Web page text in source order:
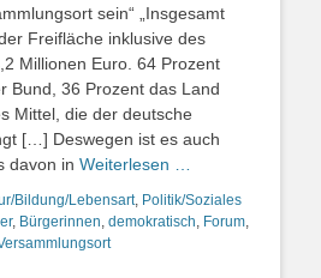
sein“ „Insgesamt
Freifläche inklusive des
Millionen Euro. 64 Prozent
Bund, 36 Prozent das Land
Mittel, die der deutsche
[…] Deswegen ist es auch
davon in Weiterlesen …
Bildung/Lebensart, Politik/Soziales
, Bürgerinnen, demokratisch, Forum,